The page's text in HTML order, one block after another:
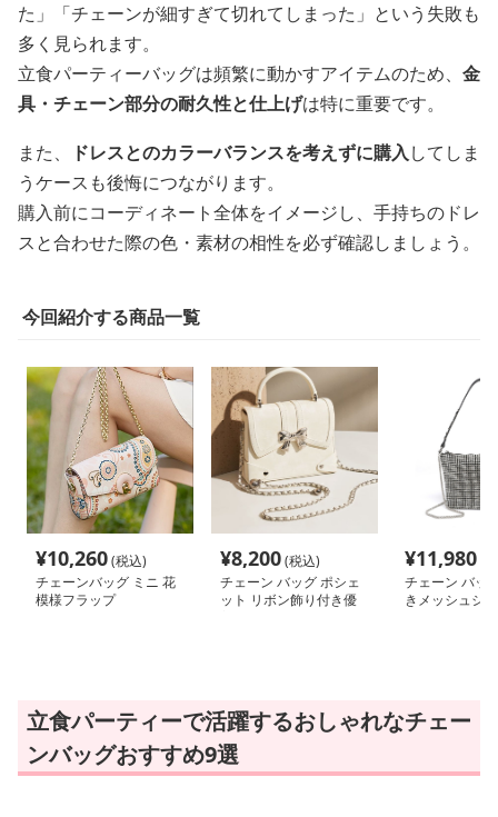
た」「チェーンが細すぎて切れてしまった」という失敗も
多く見られます。
立食パーティーバッグは頻繁に動かすアイテムのため、 金
具・チェーン部分の耐久性と仕上げは特に重要です。
また、
ドレスとのカラーバランスを考えずに購入してしま
うケースも後悔につながります。
購入前にコーディネート全体をイメージし、手持ちのドレ
スと合わせた際の色・素材の相性を必ず確認しましょう。
今回紹介する商品一覧
¥10,260(税込)
チェーンバッグ ミニ 花
模様フラップ
¥8,200(税込)
チェーン バッグ ポシェ
ット リボン飾り付き優
¥11,980
チェーン バッ
きメッシュシ
立食パーティーで活躍するおしゃれなチェー
ンバッグおすすめ9選